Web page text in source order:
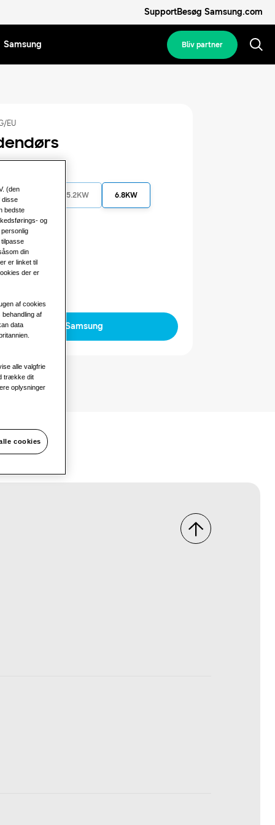
SupportBesøg Samsung.com
Samsung Bliv partner
EU
5.2KW 6.8KW
10.0KW
Kontakt Samsung
(den
disse
bedste
og
din
er linket til
der er
af cookies
af
data
alle valgfrie
trække dit
oplysninger
cookies